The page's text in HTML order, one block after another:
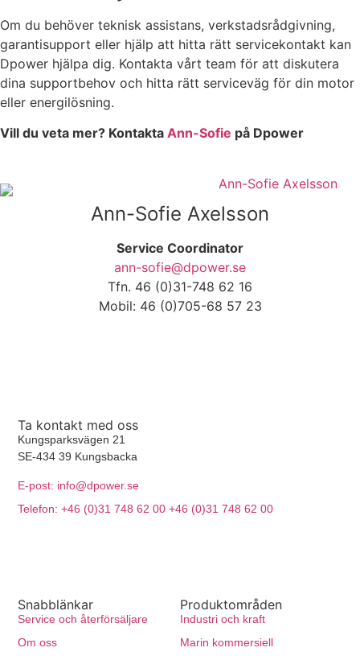
Om du behöver teknisk assistans, verkstadsrådgivning,
garantisupport eller hjälp att hitta rätt servicekontakt kan
Dpower hjälpa dig. Kontakta vårt team för att diskutera
dina supportbehov och hitta rätt serviceväg för din motor
eller energilösning.
Vill du veta mer? Kontakta Ann-Sofie på Dpower
Ann-Sofie Axelsson
Service Coordinator
ann-sofie@dpower.se
Tfn. 46 (0)31-748 62 16
Mobil: 46 (0)705-68 57 23
Produktområden
Industri och kraft
Marin kommersiell
Snabblänkar
Service och återförsäljare
Om oss
Ta kontakt med oss
Kungsparksvägen 21
SE-434 39 Kungsbacka
E-post: info@dpower.se
Telefon: +46 (0)31 748 62 00 +46 (0)31 748 62 00